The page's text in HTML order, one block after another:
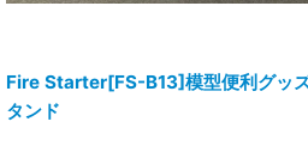
Fire Starter[FS-B13]模型便利グッ
タンド